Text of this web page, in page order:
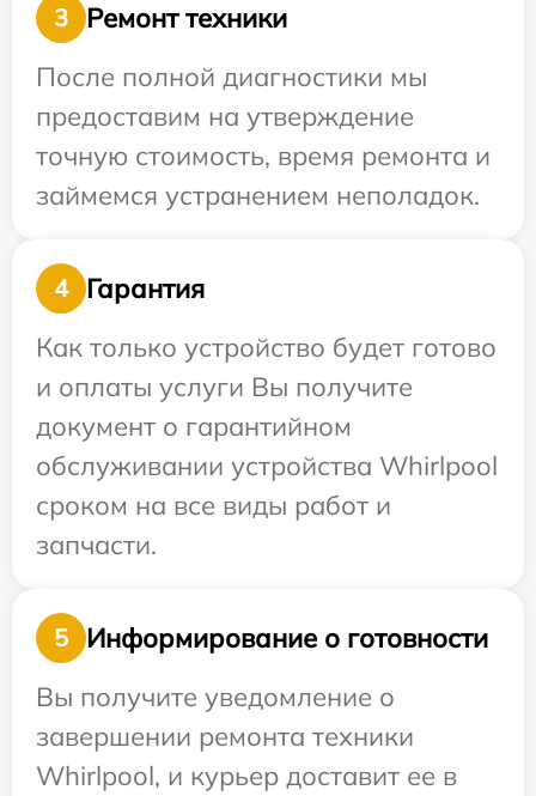
3
Ремонт техники
После полной диагностики мы
предоставим на утверждение
точную стоимость, время ремонта и
займемся устранением неполадок.
4
Гарантия
Как только устройство будет готово
и оплаты услуги Вы получите
документ о гарантийном
обслуживании устройства Whirlpool
сроком на все виды работ и
запчасти.
5
Информирование о готовности
Вы получите уведомление о
завершении ремонта техники
Whirlpool, и курьер доставит ее в